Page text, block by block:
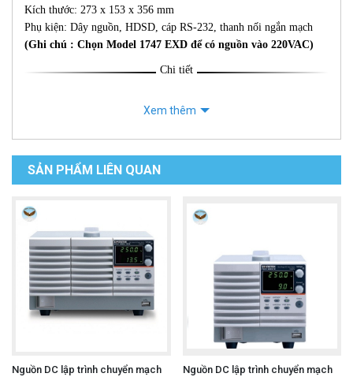
Kích thước: 273 x 153 x 356 mm
Phụ kiện: Dây nguồn, HDSD, cáp RS-232, thanh nối ngắn mạch
(Ghi chú : Chọn Model 1747 EXD để có nguồn vào 220VAC)
Chi tiết
Xem thêm
SẢN PHẨM LIÊN QUAN
Nguồn DC lập trình chuyển mạch
Nguồn DC lập trình chuyển mạch